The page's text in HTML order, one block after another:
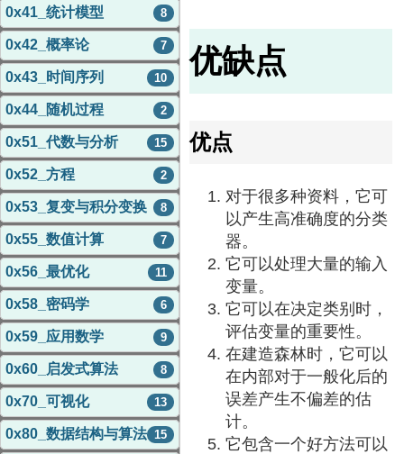
0x41_统计模型 8
0x42_概率论 7
0x43_时间序列 10
0x44_随机过程 2
0x51_代数与分析 15
0x52_方程 2
0x53_复变与积分变换 8
0x55_数值计算 7
0x56_最优化 11
0x58_密码学 6
0x59_应用数学 9
0x60_启发式算法 8
0x70_可视化 13
0x80_数据结构与算法 15
优缺点
优点
对于很多种资料，它可
以产生高准确度的分类
器。
它可以处理大量的输入
变量。
它可以在决定类别时，
评估变量的重要性。
在建造森林时，它可以
在内部对于一般化后的
误差产生不偏差的估
计。
它包含一个好方法可以